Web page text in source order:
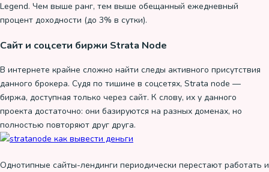
Legend. Чем выше ранг, тем выше обещанный ежедневный
процент доходности (до 3% в сутки).
Сайт и соцсети биржи Strata Node
В интернете крайне сложно найти следы активного присутствия
данного брокера. Судя по тишине в соцсетях, Strata node —
биржа, доступная только через сайт. К слову, их у данного
проекта достаточно: они базируются на разных доменах, но
полностью повторяют друг друга.
Однотипные сайты-лендинги периодически перестают работать и